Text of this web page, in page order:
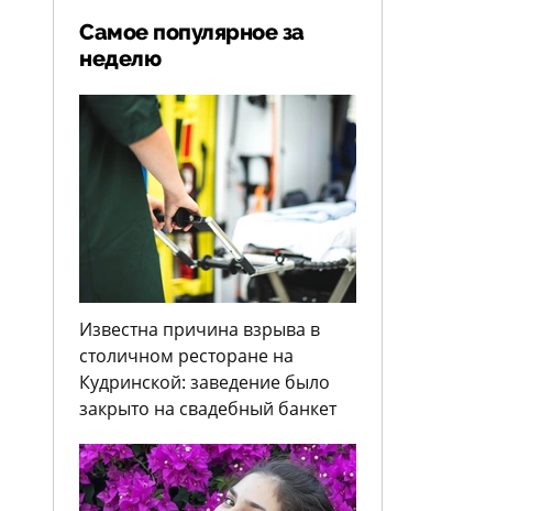
Самое популярное за
неделю
Известна причина взрыва в
столичном ресторане на
Кудринской: заведение было
закрыто на свадебный банкет